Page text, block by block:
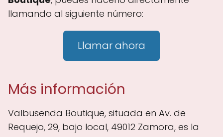
llamando al siguiente número:
Llamar ahora
Más información
Valbusenda Boutique, situada en Av. de
Requejo, 29, bajo local, 49012 Zamora, es la